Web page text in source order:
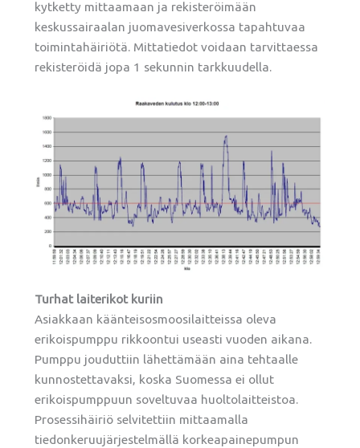
kytketty mittaamaan ja rekisteröimään
keskussairaalan juomavesiverkossa tapahtuvaa
toimintahäiriötä. Mittatiedot voidaan tarvittaessa
rekisteröidä jopa 1 sekunnin tarkkuudella.
Turhat laiterikot kuriin
Asiakkaan käänteisosmoosilaitteissa oleva
erikoispumppu rikkoontui useasti vuoden aikana.
Pumppu jouduttiin lähettämään aina tehtaalle
kunnostettavaksi, koska Suomessa ei ollut
erikoispumppuun soveltuvaa huoltolaitteistoa.
Prosessihäiriö selvitettiin mittaamalla
tiedonkeruujärjestelmällä korkeapainepumpun